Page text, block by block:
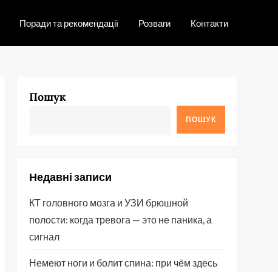
Поради та рекомендації Розваги Контакти
Пошук
ПОШУК
Недавні записи
КТ головного мозга и УЗИ брюшной
полости: когда тревога — это не паника, а
сигнал
Немеют ноги и болит спина: при чём здесь